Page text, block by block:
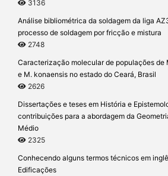
3136
Análise bibliométrica da soldagem da liga
processo de soldagem por fricção e mistura
2748
Caracterização molecular de populações de
e M. konaensis no estado do Ceará, Brasil
2626
Dissertações e teses em História e
contribuições para a abordagem da
Médio
2325
Conhecendo alguns termos técnicos em
Edificações